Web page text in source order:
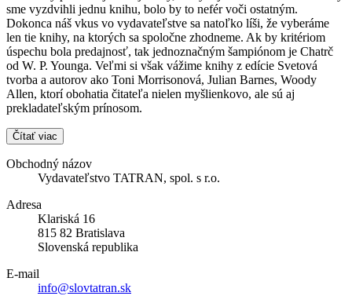
sme vyzdvihli jednu knihu, bolo by to nefér voči ostatným.
Dokonca náš vkus vo vydavateľstve sa natoľko líši, že vyberáme
len tie knihy, na ktorých sa spoločne zhodneme. Ak by kritériom
úspechu bola predajnosť, tak jednoznačným šampiónom je Chatrč
od W. P. Younga. Veľmi si však vážime knihy z edície Svetová
tvorba a autorov ako Toni Morrisonová, Julian Barnes, Woody
Allen, ktorí obohatia čitateľa nielen myšlienkovo, ale sú aj
prekladateľským prínosom.
Čítať viac
Obchodný názov
Vydavateľstvo TATRAN, spol. s r.o.
Adresa
Klariská 16
815 82 Bratislava
Slovenská republika
E-mail
info@slovtatran.sk